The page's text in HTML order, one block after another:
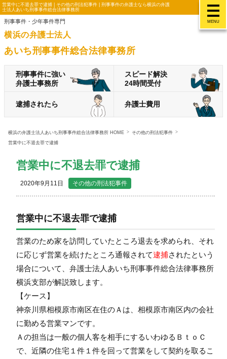
MENU
営業中に不退去罪で逮捕 | その他の刑法犯事件 | 刑事事件の弁護士なら横浜の弁護
士法人あいち刑事事件総合法律事務所
刑事事件・少年事件専門
横浜の弁護士法人
あいち刑事事件総合法律事務所
刑事事件に強い
弁護士事務所
スピード解決
24時間受付
逮捕されたら 弁護士費用
横浜の弁護士法人あいち刑事事件総合法律事務所 HOME
その他の刑法犯事件
営業中に不退去罪で逮捕
営業中に不退去罪で逮捕
2020年9月11日 その他の刑法犯事件
営業中に不退去罪で逮捕
営業のため家を訪問していたところ退去を求められ、それ
に応じず営業を続けたところ通報されて逮捕されたという
場合について、弁護士法人あいち刑事事件総合法律事務所
横浜支部が解説致します。
【ケース】
神奈川県相模原市南区在住のＡは、相模原市南区内の会社
に勤める営業マンです。
Ａの担当は一般の個人客を相手にするいわゆるＢｔｏＣ
で、近隣の住宅１件１件を回って営業をして契約を取るこ